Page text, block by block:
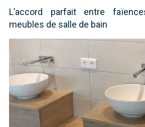
L’accord parfait entre
meubles de salle de bain